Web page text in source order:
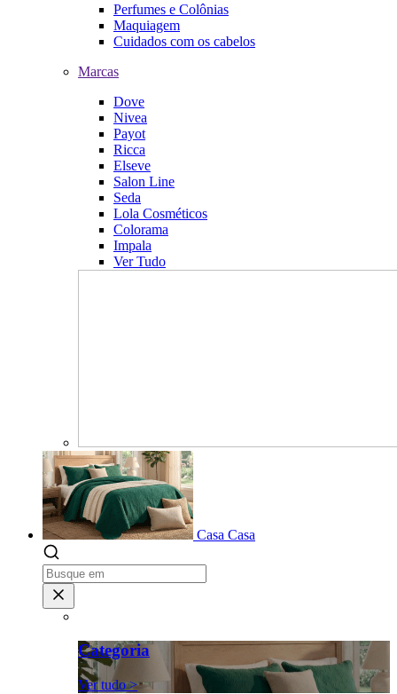
Perfumes e Colônias
Maquiagem
Cuidados com os cabelos
Marcas
Dove
Nivea
Payot
Ricca
Elseve
Salon Line
Seda
Lola Cosméticos
Colorama
Impala
Ver Tudo
Casa Casa
Categoria
Ver tudo >